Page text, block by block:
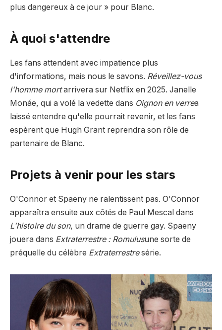
plus dangereux à ce jour » pour Blanc.
À quoi s'attendre
Les fans attendent avec impatience plus
d'informations, mais nous le savons. Réveillez-vous
l'homme mortarrivera sur Netflix en 2025. Janelle
Monáe, qui a volé la vedette dans Oignon en verrea
laissé entendre qu'elle pourrait revenir, et les fans
espèrent que Hugh Grant reprendra son rôle de
partenaire de Blanc.
Projets à venir pour les stars
O'Connor et Spaeny ne ralentissent pas. O'Connor
apparaîtra ensuite aux côtés de Paul Mescal dans
L'histoire du son, un drame de guerre gay. Spaeny
jouera dans Extraterrestre : Romulusune sorte de
préquelle du célèbre Extraterrestresérie.